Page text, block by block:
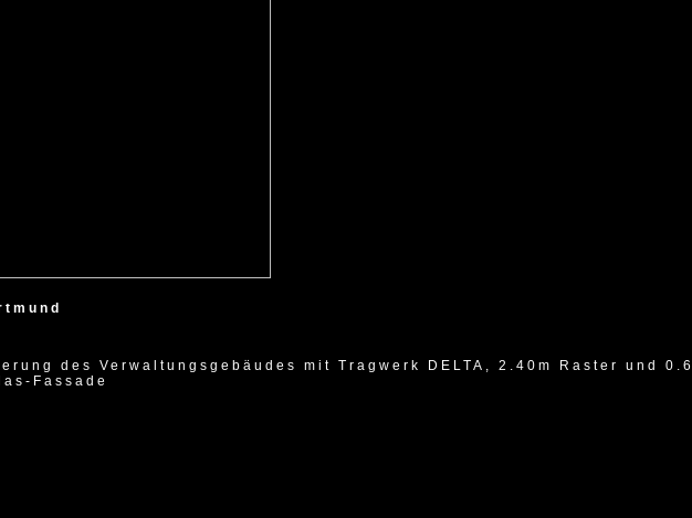
des Verwaltungsgebäudes mit Tragwerk DELTA, 2.40m Raster und
Fassade